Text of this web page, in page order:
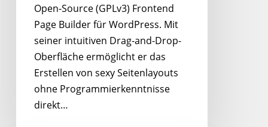
Open-Source (GPLv3) Frontend
Page Builder für WordPress. Mit
seiner intuitiven Drag-and-Drop-
Oberfläche ermöglicht er das
Erstellen von sexy Seitenlayouts
ohne Programmierkenntnisse
direkt…